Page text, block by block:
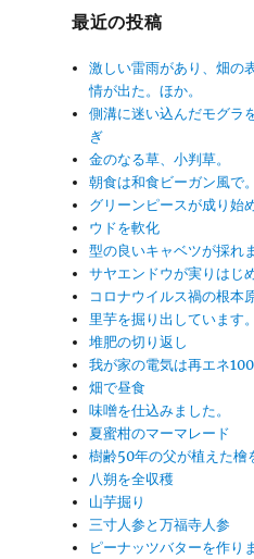
最近の投稿
激しい雷雨があり、畑の
情が出た。ほか。
側溝に迷い込んだモグラ
ぎ
金のなる草、小判草。
朝食は和食ビーガン風で
グリーンピースが成り始
ウドを軟化
型の良いキャベツが採れ
サヤエンドウが実りはじ
コロナウイルス禍の根本
里芋を掘り出しています。
堆肥の切り返し
我が家の電気は再エネ
畑で昼食
味噌を仕込みました。
夏蜜柑のマーマレード
樹齢50年の父が植えた檜
八朔を全収穫
山芋掘り
三寸人参と万福寺人参
ピーナッツバターを作り